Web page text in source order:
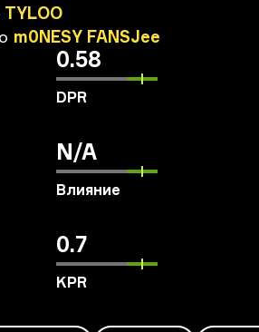
TYLOO
m0NESY FANSJee
0.58
DPR
N/A
Влияние
0.7
KPR